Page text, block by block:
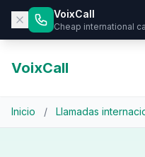
VoixCall
Cheap international
VoixCall
Inicio / Llamadas